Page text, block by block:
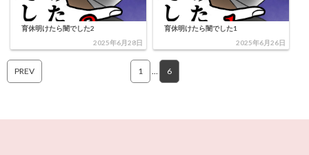
育休明けたら闇でした2
2025年6月28日
育休明けたら闇でした1
2025年6月26日
PREV 1 6